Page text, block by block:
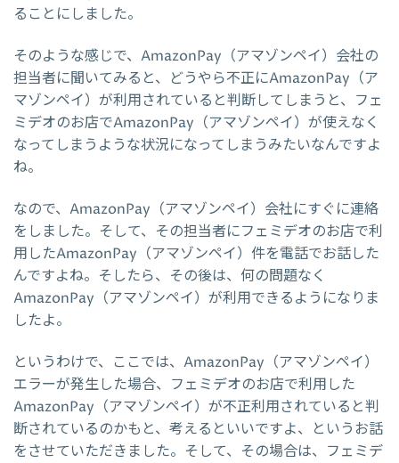
ることにしました。
そのような感じで、AmazonPay（アマゾンペイ）会社の
担当者に聞いてみると、どうやら不正にAmazonPay（ア
マゾンペイ）が利用されていると判断してしまうと、フェ
ミデオのお店でAmazonPay（アマゾンペイ）が使えなく
なってしまうような状況になってしまうみたいなんですよ
ね。
なので、AmazonPay（アマゾンペイ）会社にすぐに連絡
をしました。そして、その担当者にフェミデオのお店で利
用したAmazonPay（アマゾンペイ）件を電話でお話した
んですよね。そしたら、その後は、何の問題なく
AmazonPay（アマゾンペイ）が利用できるようになりま
したよ。
というわけで、ここでは、AmazonPay（アマゾンペイ）
エラーが発生した場合、フェミデオのお店で利用した
AmazonPay（アマゾンペイ）が不正利用されていると判
断されているのかもと、考えるといいですよ、というお話
をさせていただきました。そして、その場合は、フェミデ